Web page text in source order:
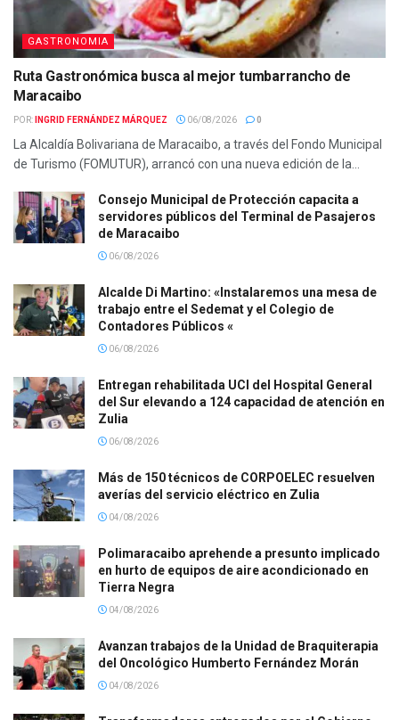
GASTRONOMIA
Ruta Gastronómica busca al mejor tumbarrancho de
Maracaibo
POR: INGRID FERNÁNDEZ MÁRQUEZ 06/08/2026 0
La Alcaldía Bolivariana de Maracaibo, a través del Fondo Municipal
de Turismo (FOMUTUR), arrancó con una nueva edición de la...
Consejo Municipal de Protección capacita a
servidores públicos del Terminal de Pasajeros
de Maracaibo
06/08/2026
Alcalde Di Martino: «Instalaremos una mesa de
trabajo entre el Sedemat y el Colegio de
Contadores Públicos «
06/08/2026
Entregan rehabilitada UCI del Hospital General
del Sur elevando a 124 capacidad de atención en
Zulia
06/08/2026
Más de 150 técnicos de CORPOELEC resuelven
averías del servicio eléctrico en Zulia
04/08/2026
Polimaracaibo aprehende a presunto implicado
en hurto de equipos de aire acondicionado en
Tierra Negra
04/08/2026
Avanzan trabajos de la Unidad de Braquiterapia
del Oncológico Humberto Fernández Morán
04/08/2026